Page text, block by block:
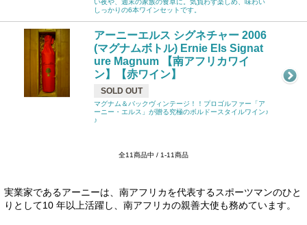
い夜や、週末の家族の食卓に。気負わず楽しめ、味わい
しっかりの6本ワインセットです。
アーニーエルス シグネチャー 2006
(マグナムボトル) Ernie Els Signat
ure Magnum 【南アフリカワイ
ン】【赤ワイン】
SOLD OUT
マグナム＆バックヴィンテージ！！プロゴルファー「ア
ーニー・エルス」が贈る究極のボルドースタイルワイン♪
♪
全11商品中 / 1-11商品
実業家であるアーニーは、南アフリカを代表するスポーツマンのひと
りとして10 年以上活躍し、南アフリカの親善大使も務めています。